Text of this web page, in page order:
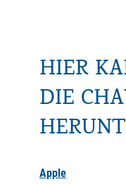
HIER
DIE
Apple